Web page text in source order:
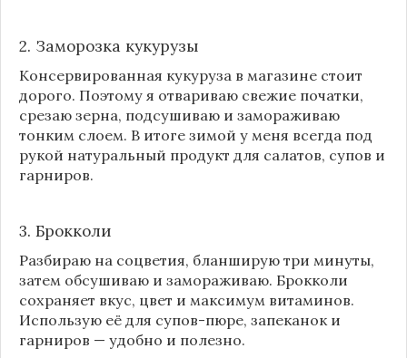
2. Заморозка кукурузы
Консервированная кукуруза в магазине стоит
дорого. Поэтому я отвариваю свежие початки,
срезаю зерна, подсушиваю и замораживаю
тонким слоем. В итоге зимой у меня всегда под
рукой натуральный продукт для салатов, супов и
гарниров.
3. Брокколи
Разбираю на соцветия, бланширую три минуты,
затем обсушиваю и замораживаю. Брокколи
сохраняет вкус, цвет и максимум витаминов.
Использую её для супов-пюре, запеканок и
гарниров — удобно и полезно.